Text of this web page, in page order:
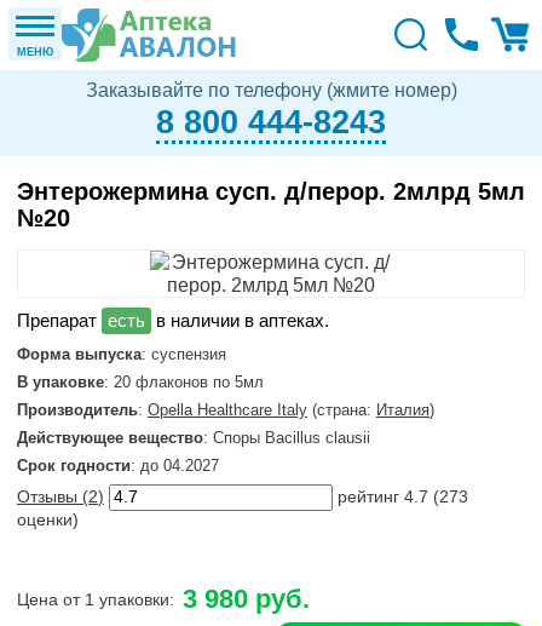
МЕНЮ
Заказывайте по телефону (жмите номер)
8 800 444-8243
Энтерожермина сусп. д/перор. 2млрд 5мл
№20
в наличии в аптеках.
Форма выпуска: суспензия
В упаковке: 20 флаконов по 5мл
Производитель: Opella Healthcare Italy (страна: Италия)
Действующее вещество: Споры Bacillus clausii
Срок годности: до 04.2027
Отзывы (2) рейтинг 4.7 (273
оценки)
Цена от 1 упаковки: 3 980 руб.